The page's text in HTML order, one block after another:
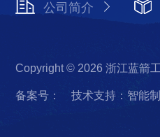
公司简介
Copyright © 2026 浙江蓝箭
备案号： 技术支持：智能